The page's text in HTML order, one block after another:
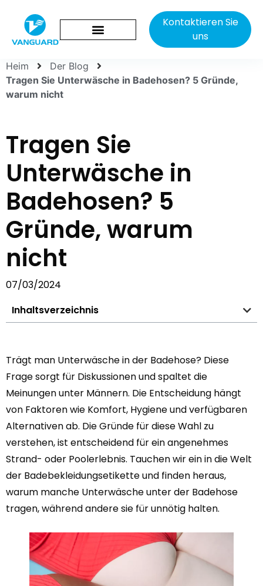
Kontaktieren Sie
uns
Heim
Der Blog
Tragen Sie Unterwäsche in Badehosen? 5 Gründe,
warum nicht
Tragen Sie
Unterwäsche in
Badehosen? 5
Gründe, warum
nicht
07/03/2024
Inhaltsverzeichnis
Trägt man Unterwäsche in der Badehose? Diese
Frage sorgt für Diskussionen und spaltet die
Meinungen unter Männern. Die Entscheidung hängt
von Faktoren wie Komfort, Hygiene und verfügbaren
Alternativen ab. Die Gründe für diese Wahl zu
verstehen, ist entscheidend für ein angenehmes
Strand- oder Poolerlebnis. Tauchen wir ein in die Welt
der Badebekleidungsetikette und finden heraus,
warum manche Unterwäsche unter der Badehose
tragen, während andere sie für unnötig halten.